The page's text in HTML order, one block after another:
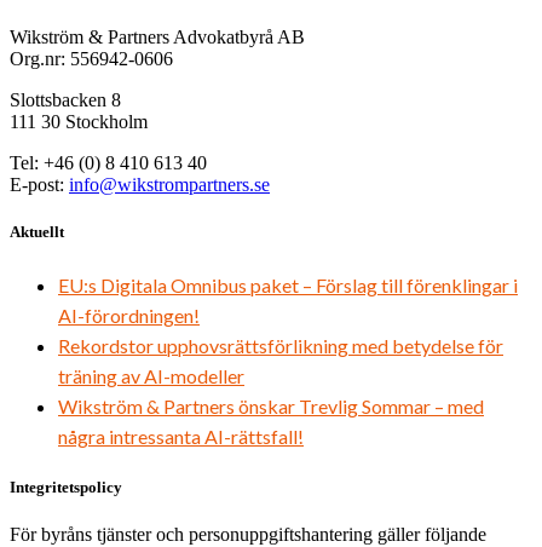
Wikström & Partners Advokatbyrå AB
Org.nr: 556942-0606
Slottsbacken 8
111 30 Stockholm
Tel: +46 (0) 8 410 613 40
E-post: info@wikstrompartners.se
Aktuellt
EU:s Digitala Omnibus paket – Förslag till förenklingar i
AI-förordningen!
Rekordstor upphovsrättsförlikning med betydelse för
träning av AI-modeller
Wikström & Partners önskar Trevlig Sommar – med
några intressanta AI-rättsfall!
Integritetspolicy
För byråns tjänster och personuppgiftshantering gäller följande